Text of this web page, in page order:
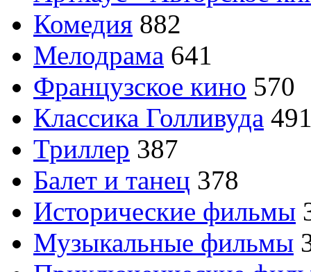
Комедия 882
Мелодрама 641
Французское кино 570
Классика Голливуда
Триллер 387
Балет и танец 378
Исторические фильмы
Музыкальные фильмы